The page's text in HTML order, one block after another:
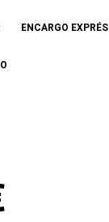
ENCARGO EXPRÉS